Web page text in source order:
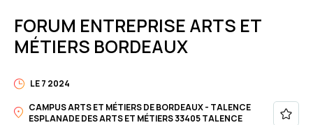
FORUM ENTREPRISE ARTS ET
MÉTIERS BORDEAUX
LE 7 2024
CAMPUS ARTS ET MÉTIERS DE BORDEAUX - TALENCE
ESPLANADE DES ARTS ET MÉTIERS 33405 TALENCE